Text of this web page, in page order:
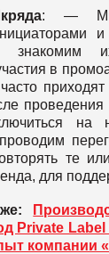
: — Мы
знакомим
в
проведения
те
для
Private
компании